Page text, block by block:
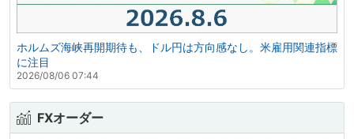
ホルムズ海峡再開期待も、ドル円は方向感なし。米雇用関連指標
に注目
2026/08/06 07:44
FXオーダー